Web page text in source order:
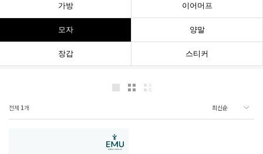
가방 이어머프
모자 양말
장갑 스티커
전체 1개